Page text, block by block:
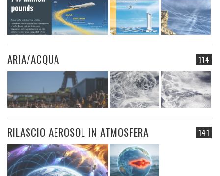
114
ARIA/ACQUA
141
RILASCIO AEROSOL IN ATMOSFERA